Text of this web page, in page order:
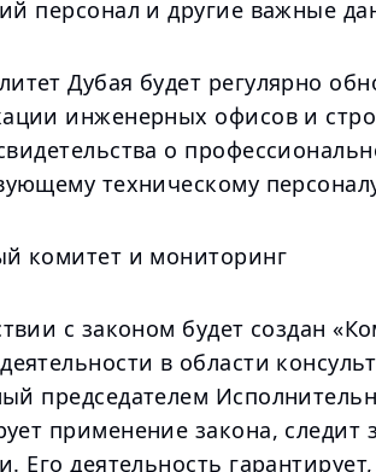
персонал и другие важные
Дубая будет регулярно
инженерных офисов и
о
техническому
комитет и мониторинг
с законом будет создан
в области
председателем
применение закона, следит
Его деятельность